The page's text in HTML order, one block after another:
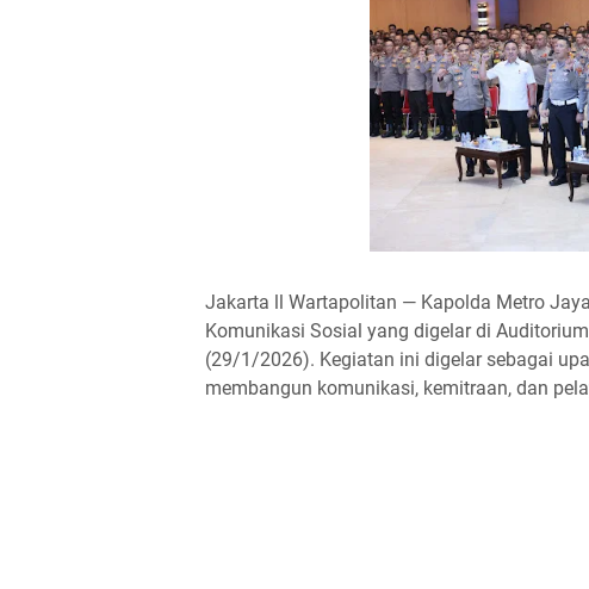
Jakarta ll Wartapolitan — Kapolda Metro
Komunikasi Sosial yang digelar di
(29/1/2026). Kegiatan ini digelar sebagai
membangun komunikasi, kemitraan, dan